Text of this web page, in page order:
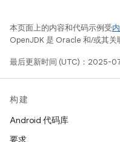
本页面上的内容和代码示例受
OpenJDK 是 Oracle 和/或其关
最后更新时间 (UTC)：2025-
构建
Android 代码库
要求